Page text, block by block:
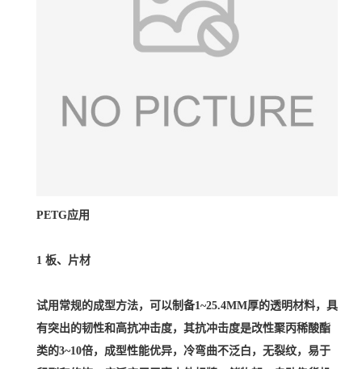
PETG应用
1 板、片材
试用常规的成型方法，可以制备1~25.4MM厚的透明材料，具
有突出的韧性和高抗冲击度，其抗冲击度是改性聚丙稀酸酯
类的3~10倍，成型性能优异，冷弯曲不泛白，无裂纹，易于